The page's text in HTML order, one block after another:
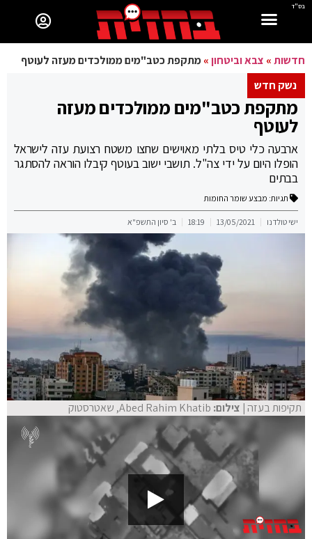
בס"ד
חדשות» צבא וביטחון»מתקפת כטב"מים ממולכדים מעזה לעוטף
נשק חדש
מתקפת כטב"מים ממולכדים מעזה
לעוטף
ארבעה כלי טיס בלתי מאוישים שחצו משטח רצועת עזה לישראל
הופלו היום על ידי צה"ל. תושבי ישוב בעוטף קיבלו הוראה להסתגר
בבתים
תגיות: מבצע שומר החומות
ישי טולדנו 13/05/2021
18:19 ב' סיון התשפ"א
תקיפות בעזה| צילום: Abed Rahim Khatib, שאטרסטוק